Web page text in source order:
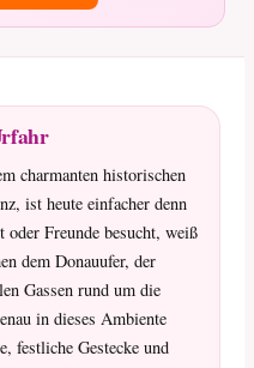
charmanten historischen
ist heute einfacher denn
Freunde besucht, weiß
dem Donauufer, der
Gassen rund um die
in dieses Ambiente
festliche Gestecke und